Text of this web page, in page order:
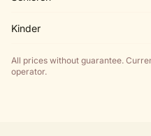
Kinder
All prices without guarantee.
operator.